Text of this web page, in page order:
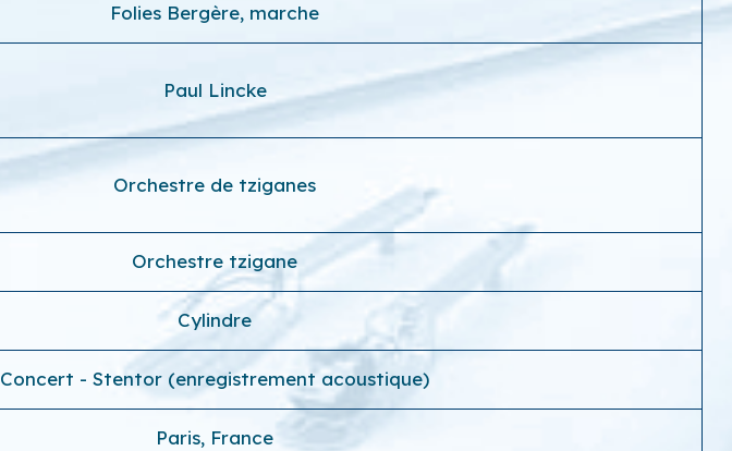
Folies Bergère, marche
Paul Lincke
Orchestre de tziganes
Orchestre tzigane
Cylindre
Concert - Stentor (enregistrement acoustique)
Paris, France